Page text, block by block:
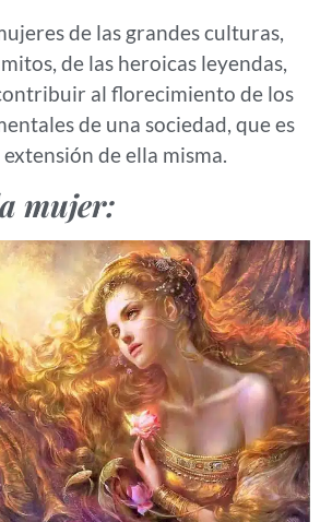
de las grandes culturas,
de las heroicas leyendas,
al florecimiento de los
de una sociedad, que es
de ella misma.
mujer: